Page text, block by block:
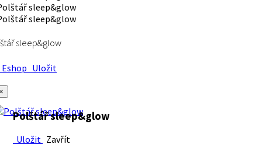
sleep&glow
Uložit
Polštář sleep&glow
Uložit Zavřít